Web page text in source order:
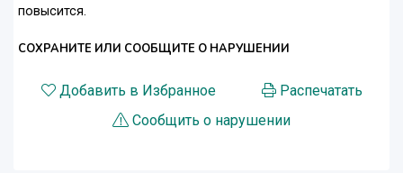
повысится.
СОХРАНИТЕ ИЛИ СООБЩИТЕ О НАРУШЕНИИ
Добавить в Избранное
Распечатать
Сообщить о нарушении